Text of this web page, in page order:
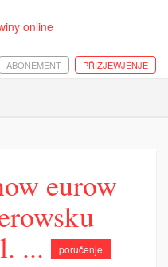
PŘIZJEWJENJE
ABONEMENT
eurow
...
poručenje